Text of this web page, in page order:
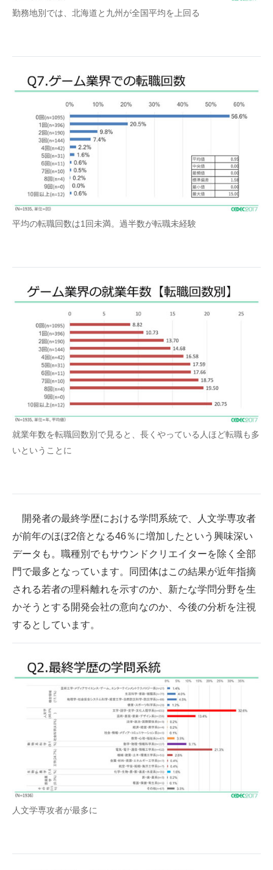
勤務地別では、北海道と九州が全国平均を上回る
平均の転職回数は1回未満。過半数が転職未経験
就業年数を転職回数別で見ると、長くやっている人ほど転職も多
いということに
開発者の最終学歴における学問系統で、人文学専攻者
が前年のほぼ2倍となる46％に増加したという興味深い
データも。職種別でもサウンドクリエイターを除く全部
門で最多となっています。同団体はこの結果が近年指摘
される若者の理科離れを示すのか、新たな学問分野を生
かそうとする開発会社の意向なのか、今後の分析を注視
するとしています。
人文学専攻者が最多に